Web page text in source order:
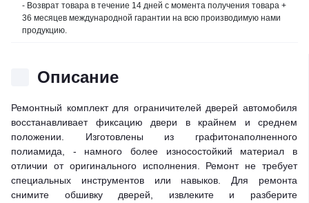
Описание
Ремонтный комплект для ограничителей дверей автомобиля
восстанавливает фиксацию двери в крайнем и среднем
положении. Изготовлены из графитонаполненного
полиамида, - намного более износостойкий материал в
отличии от оригинального исполнения. Ремонт не требует
специальных инструментов или навыков. Для ремонта
снимите обшивку дверей, извлеките и разберите
- Возврат товара в течение 14 дней с момента получения товара +
36 месяцев международной гарантии на всю производимую нами
продукцию.